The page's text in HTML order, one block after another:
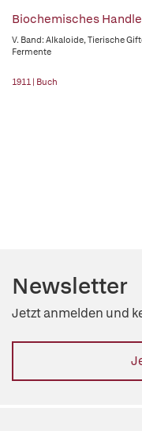
Biochemisches
V. Band: Alkaloide, Tierische
Fermente
1911 | Buch
Newsletter
Jetzt anmelden und